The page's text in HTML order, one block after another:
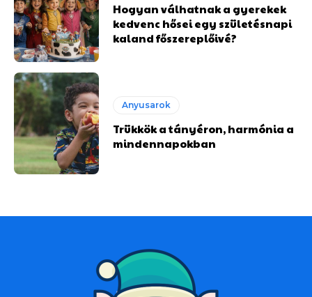
Hogyan válhatnak a gyerekek
kedvenc hősei egy születésnapi
kaland főszereplőivé?
Anyusarok
Trükkök a tányéron, harmónia a
mindennapokban